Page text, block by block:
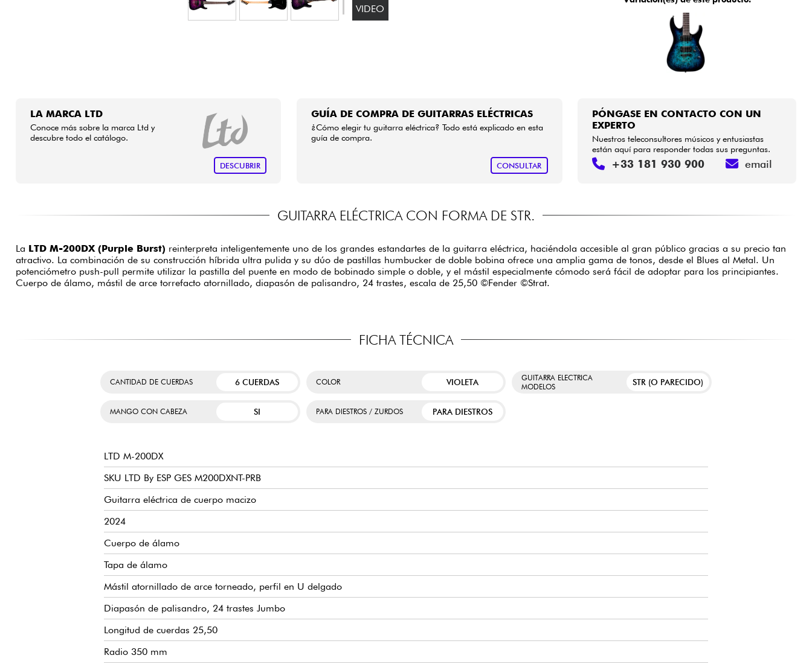
VIDEO
LA MARCA LTD
Conoce más sobre la marca Ltd y
descubre todo el catálogo.
DESCUBRIR
GUÍA DE COMPRA DE GUITARRAS ELÉCTRICAS
¿Cómo elegir tu guitarra eléctrica? Todo está explicado en esta
guía de compra.
CONSULTAR
PÓNGASE EN CONTACTO CON UN
EXPERTO
Nuestros teleconsultores músicos y entusiastas
están aquí para responder todas sus preguntas.
+33 181 930 900 email
GUITARRA ELÉCTRICA CON FORMA DE STR.
La LTD M-200DX (Purple Burst) reinterpreta inteligentemente uno de los grandes estandartes de la guitarra eléctrica, haciéndola accesible al gran público gracias a su precio tan
atractivo. La combinación de su construcción híbrida ultra pulida y su dúo de pastillas humbucker de doble bobina ofrece una amplia gama de tonos, desde el Blues al Metal. Un
potenciómetro push-pull permite utilizar la pastilla del puente en modo de bobinado simple o doble, y el mástil especialmente cómodo será fácil de adoptar para los principiantes.
Cuerpo de álamo, mástil de arce torrefacto atornillado, diapasón de palisandro, 24 trastes, escala de 25,50 ©Fender ©Strat.
FICHA TÉCNICA
CANTIDAD DE CUERDAS 6 CUERDAS COLOR VIOLETA
GUITARRA ELECTRICA
MODELOS
STR (O PARECIDO)
MANGO CON CABEZA SI PARA DIESTROS / ZURDOS PARA DIESTROS
LTD M-200DX
SKU LTD By ESP GES M200DXNT-PRB
Guitarra eléctrica de cuerpo macizo
2024
Cuerpo de álamo
Tapa de álamo
Mástil atornillado de arce torneado, perfil en U delgado
Diapasón de palisandro, 24 trastes Jumbo
Longitud de cuerdas 25,50
Radio 350 mm